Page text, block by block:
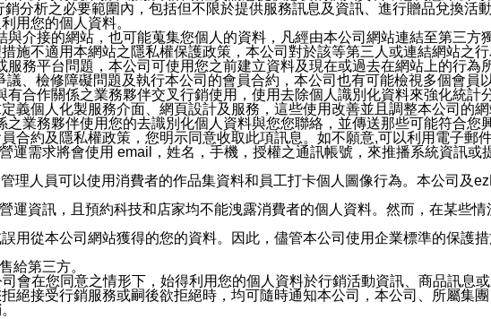
分析之必要範圍內，包括但不限於提供服務訊息及資訊、進行贈品兌換活
用您的個人資料。
介接的網站，也可能蒐集您個人的資料，凡經由本公司網站連結至第三方
施不適用本網站之隱私權保護政策，本公司對於該等第三人或連結網站之行
務平台問題，本公司可使用您之前建立資料及現在或過去在網站上的行為
、檢修障礙問題及執行本公司的會員合約，本公司也有可能檢視多個會員
合作關係之業務夥伴交叉行銷使用，使用去除個人識別化資料來強化統計
個人化製服務介面、網頁設計及服務，這些使用改善並且調整本公司的網
業務夥伴使用您的去識別化個人資料與您您聯絡，並傳送那些可能符合您
約及隱私權政策，您明示同意收取此項訊息。如不願意,可以利用電子郵
運需求將會使用 email，姓名，手機，授權之通訊帳號，來推播系統資訊或
人員可以使用消費者的作品集資料和員工打卡個人圖像行為。本公司及
運資訊，且預約科技和店家均不能洩露消費者的個人資料。然而，在某些
用從本公司網站獲得的您的資料。因此，儘管本公司使用企業標準的保護
給第三方。
會在您同意之情形下，始得利用您的個人資料於行銷活動資訊、商品訊息
絕接受行銷服務或嗣後欲拒絕時，均可隨時通知本公司，本公司、所屬集